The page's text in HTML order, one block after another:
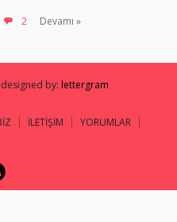
2 Devamı »
by: lettergram
İLETİŞİM
YORUMLAR